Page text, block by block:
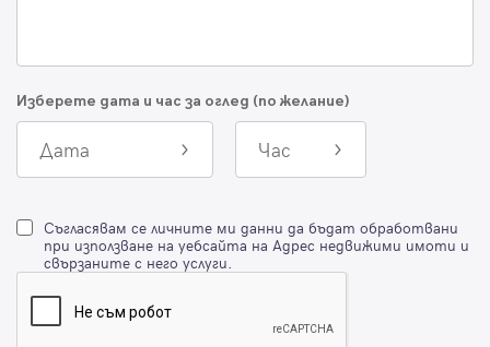
Изберете дата и час за оглед (по желание)
Дата Час
Съгласявам се личните ми данни да бъдат обработвани
при използване на уебсайта на Адрес недвижими имоти и
свързаните с него услуги.